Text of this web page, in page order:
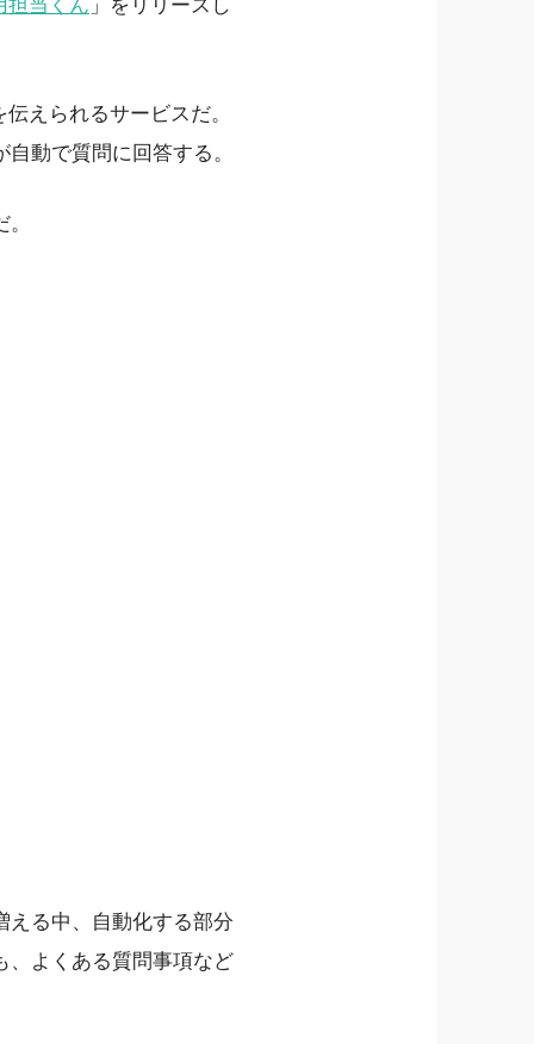
担当くん 」をリリースし
えられるサービスだ。
動で質問に回答する。
える中、自動化する部分
、よくある質問事項など